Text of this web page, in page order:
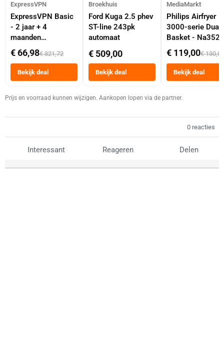
ExpressVPN
ExpressVPN Basic
- 2 jaar + 4
maanden
abonnement
€ 66,98€ 321,72
Bekijk deal
Broekhuis
Ford Kuga 2.5 phev
ST-line 243pk
automaat
€ 509,00
Bekijk deal
MediaMarkt
Philips Airfryer
3000-serie Dual
Basket -
Dubbele Mand 9
Tot 6 Personen
Heteluchtfriteuse
Zwart
€ 119,00€ 130,00
Bekijk deal
Prijs en voorraad kunnen wijzigen. Aankopen lopen via de partner.
0 reacties
Interessant Reageren Delen